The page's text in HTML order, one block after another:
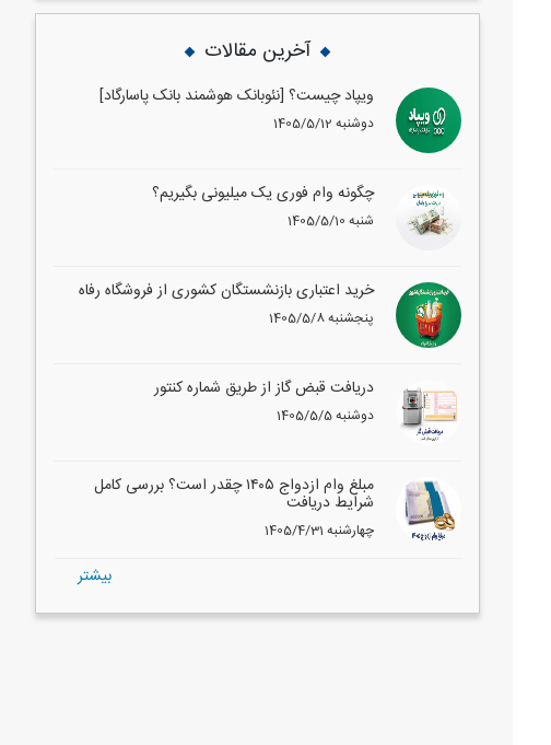
آخرین مقالات
ویپاد چیست؟ [نئوبانک هوشمند بانک پاسارگاد]
1405/5/12 دوشنبه
چگونه وام فوری یک میلیونی بگیریم؟
1405/5/10 شنبه
خرید اعتباری بازنشستگان کشوری از فروشگاه رفاه
1405/5/8 پنجشنبه
دریافت قبض گاز از طریق شماره کنتور
1405/5/5 دوشنبه
مبلغ وام ازدواج ۱۴۰۵ چقدر است؟ بررسی کامل
شرایط دریافت
1405/4/31 چهارشنبه
بيشتر